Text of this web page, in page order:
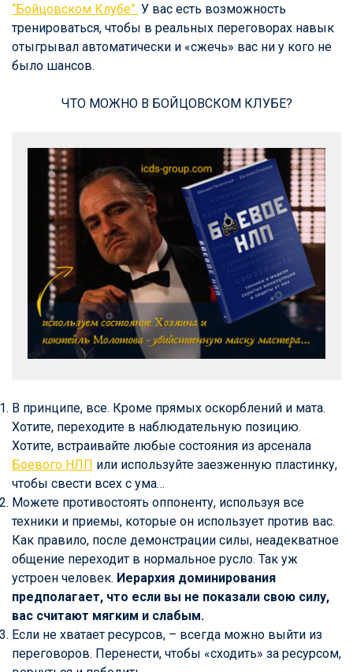
“Бойцовском Клубе”. У вас есть возможность
тренироваться, чтобы в реальных переговорах навык
отыгрывал автоматически и «сжечь» вас ни у кого не
было шансов.
ЧТО МОЖНО В БОЙЦОВСКОМ КЛУБЕ?
В принципе, все. Кроме прямых оскорблений и мата.
Хотите, переходите в наблюдательную позицию.
Хотите, встраивайте любые состояния из арсенала
Боевого НЛП или используйте заезженную пластинку,
чтобы свести всех с ума…
Можете противостоять оппоненту, используя все
техники и приемы, которые он использует против вас.
Как правило, после демонстрации силы, неадекватное
общение переходит в нормальное русло. Так уж
устроен человек. Иерархия доминирования
предполагает, что если вы не показали свою силу,
вас считают мягким и слабым.
Если не хватает ресурсов, – всегда можно выйти из
переговоров. Перенести, чтобы «сходить» за ресурсом,